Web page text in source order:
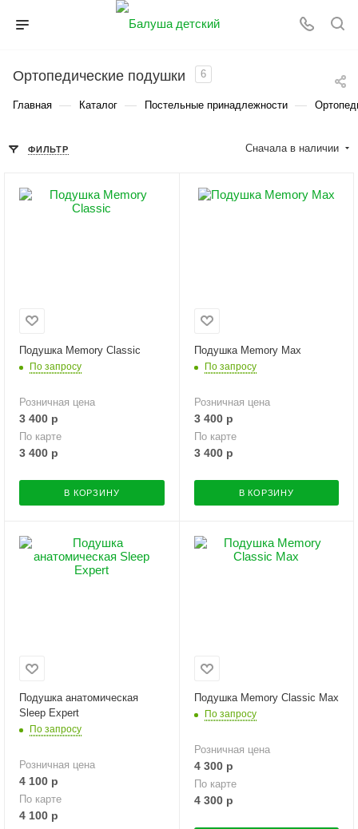
Ортопедические подушки 6
Главная — Каталог — Постельные принадлежности —
ФИЛЬТР Сначала в наличии
Подушка Memory Classic
По запросу
Розничная цена
3 400 р
По карте
3 400 р
В КОРЗИНУ
Подушка Memory Max
По запросу
Розничная цена
3 400р
По карте
3 400р
В КОРЗИНУ
Подушка анатомическая
Sleep Expert
По запросу
Розничная цена
4 100 р
По карте
4 100 р
Подушка Memory Classic Max
По запросу
Розничная цена
4 300р
По карте
4 300р